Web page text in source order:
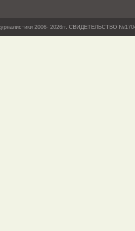
2006- 2026гг. СВИДЕТЕЛЬСТВО